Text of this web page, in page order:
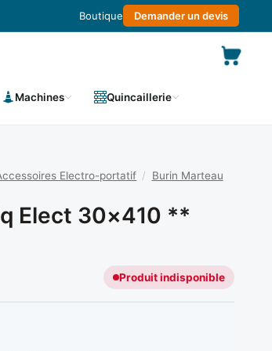
Boutique Demander un devis
Machines Quincaillerie
Electro-portatif /
Burin Marteau
Elect 30×410 **
Produit indisponible